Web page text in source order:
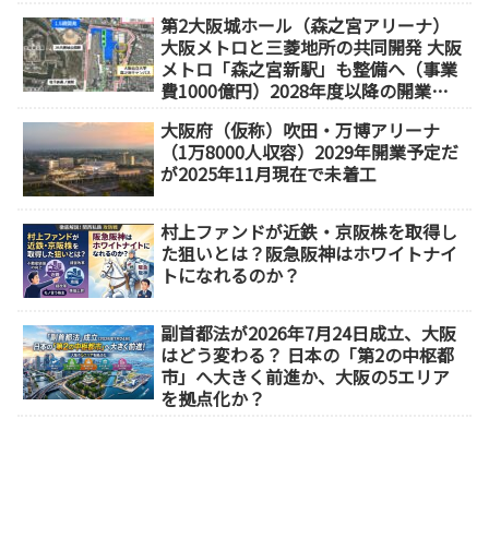
第2大阪城ホール（森之宮アリーナ）
大阪メトロと三菱地所の共同開発 大阪
メトロ「森之宮新駅」も整備へ（事業
費1000億円）2028年度以降の開業
大阪府（仮称）吹田・万博アリーナ
（1万8000人収容）2029年開業予定だ
が2025年11月現在で未着工
村上ファンドが近鉄・京阪株を取得し
た狙いとは？阪急阪神はホワイトナイ
トになれるのか？
副首都法が2026年7月24日成立、大阪
はどう変わる？ 日本の「第2の中枢都
市」へ大きく前進か、大阪の5エリア
を拠点化か？